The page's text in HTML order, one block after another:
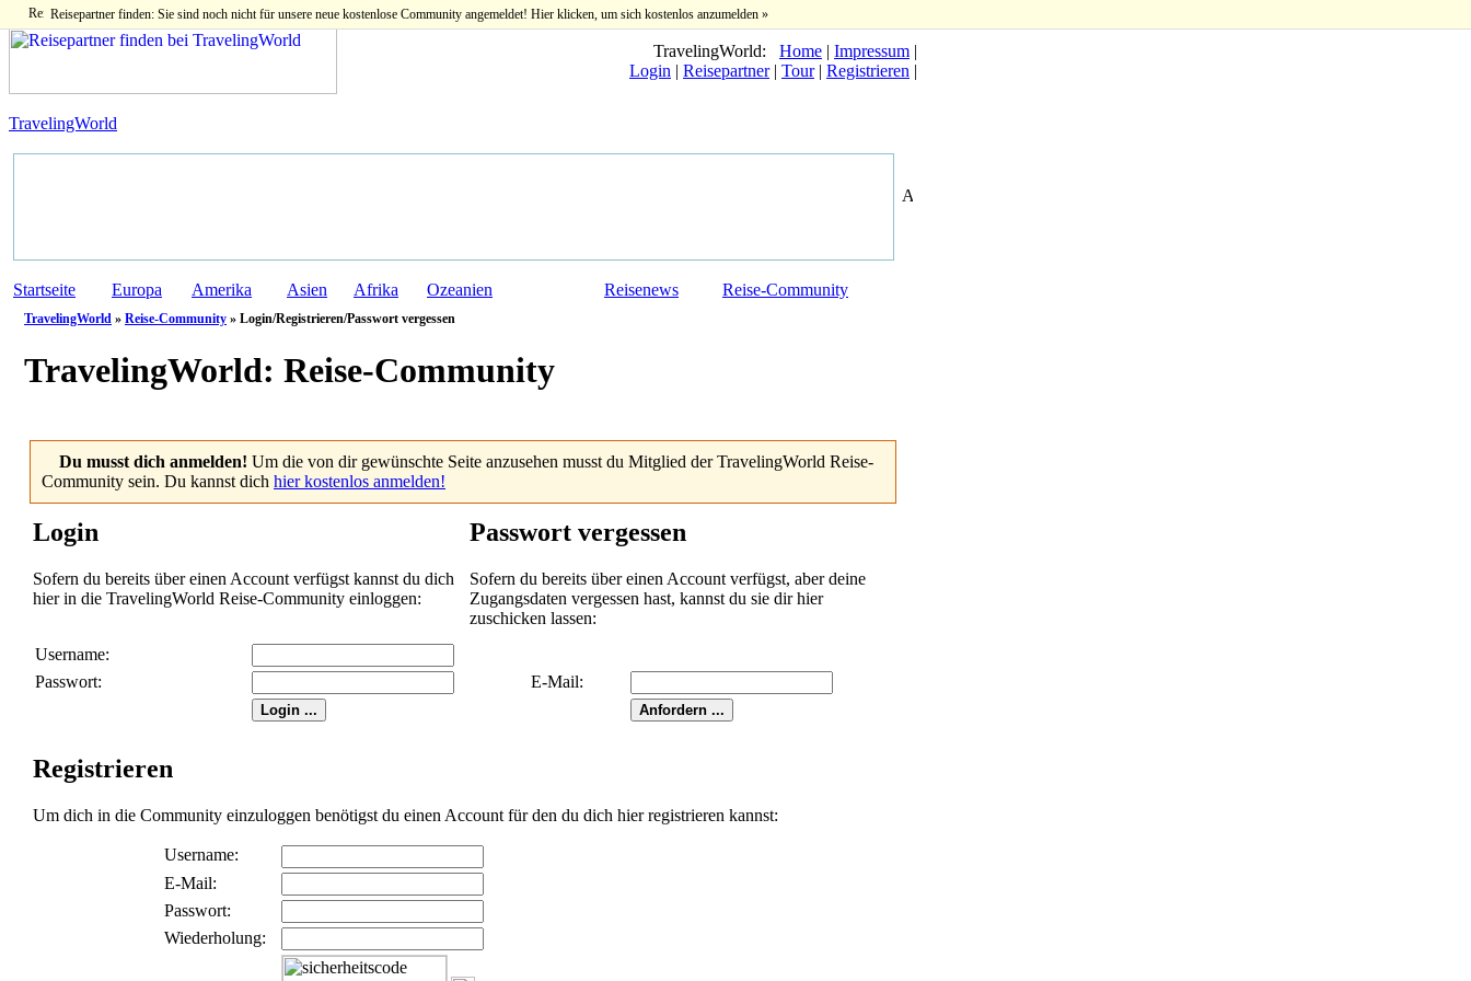
Reisepartner finden: Sie sind noch nicht für unsere neue kostenlose Community angemeldet! Hier klicken, um sich kostenlos anzumelden »
TravelingWorld: Home | Impressum |
Login | Reisepartner| Tour| Registrieren |
TravelingWorld
Startseite Europa Amerika Asien Afrika Ozeanien Reisenews Reise-Community
TravelingWorld » Reise-Community » Login/Registrieren/Passwort vergessen
TravelingWorld: Reise-Community
Du musst dich anmelden! Um die von dir gewünschte Seite anzusehen musst du Mitglied der TravelingWorld Reise-
Community sein. Du kannst dich hier kostenlos anmelden!
Login
Sofern du bereits über einen Account verfügst kannst du dich
hier in die TravelingWorld Reise-Community einloggen:
Passwort vergessen
Sofern du bereits über einen Account verfügst, aber deine
Zugangsdaten vergessen hast, kannst du sie dir hier
zuschicken lassen:
Username:
Passwort:
E-Mail:
Registrieren
Um dich in die Community einzuloggen benötigst du einen Account für den du dich hier registrieren kannst:
Username:
E-Mail:
Passwort:
Wiederholung: